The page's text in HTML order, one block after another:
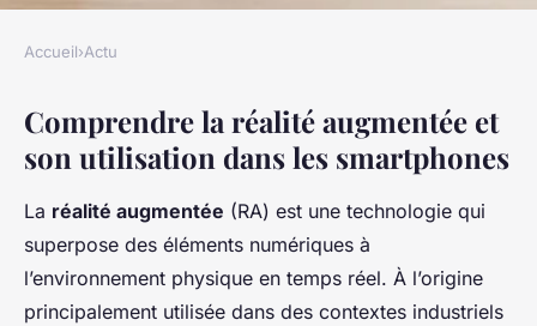
Impact de la réalité
augmentée sur le design
d'interface utilisateur des
smartphones
William 15 janvier 2025 6 min de lecture
Accueil›Actu
Comprendre la réalité augmentée et
son utilisation dans les smartphones
La réalité augmentée (RA) est une technologie qui
superpose des éléments numériques à
l’environnement physique en temps réel. À l’origine
principalement utilisée dans des contextes industriels